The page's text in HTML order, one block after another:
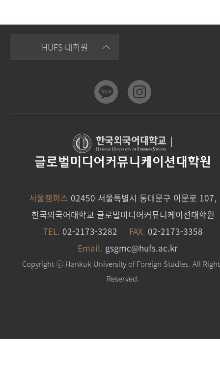
HUFS 대학원
글로벌미디어커뮤니케이션대학원
서울캠퍼스 02450 서울특별시 동대문구 이문로 107,
한국외국어대학교 글로벌미디어커뮤니케이션대학원
TEL. 02-2173-3282 FAX. 02-2173-3358
Email. gsgmc@hufs.ac.kr
Copyright ⓒ Hankuk University of Foreign Studies. All
Reserved.